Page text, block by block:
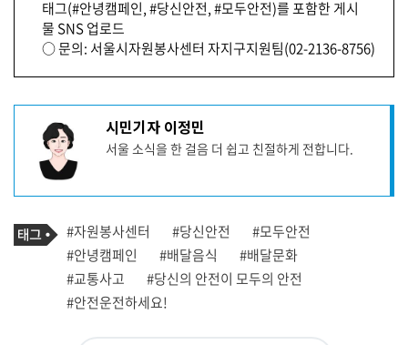
태그(#안녕캠페인, #당신안전, #모두안전)를 포함한 게시
물 SNS 업로드
○ 문의: 서울시자원봉사센터 자지구지원팀(02-2136-8756)
프
필
시민기자 이정민
서울 소식을 한 걸음 더 쉽고 친절하게 전합니다.
기
사
관
련
태
그
태
그
#자원봉사센터 #당신안전
#모두안전
#안녕캠페인
#배달음식
#배달문화
#교통사고
#당신의 안전이 모두의 안전
#안전운전하세요!